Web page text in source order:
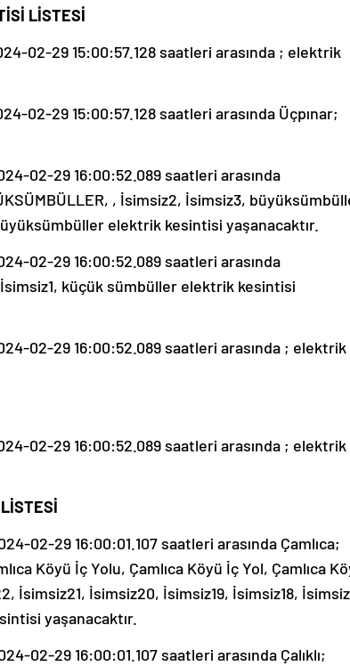
LİSTESİ
02-29 15:00:57.128 saatleri arasında ; elektrik
02-29 15:00:57.128 saatleri arasında Üçpınar;
02-29 16:00:52.089 saatleri arasında
, İsimsiz2, İsimsiz3,
elektrik kesintisi yaşanacaktır.
02-29 16:00:52.089 saatleri arasında
küçük sümbüller elektrik kesintisi
02-29 16:00:52.089 saatleri arasında ; elektrik
02-29 16:00:52.089 saatleri arasında ; elektrik
02-29 16:00:01.107 saatleri arasında Çamlıca;
Köyü İç Yolu, Çamlıca Köyü İç Yol, Çamlıca
İsimsiz21, İsimsiz20, İsimsiz19, İsimsiz18,
yaşanacaktır.
02-29 16:00:01.107 saatleri arasında Çalıklı;